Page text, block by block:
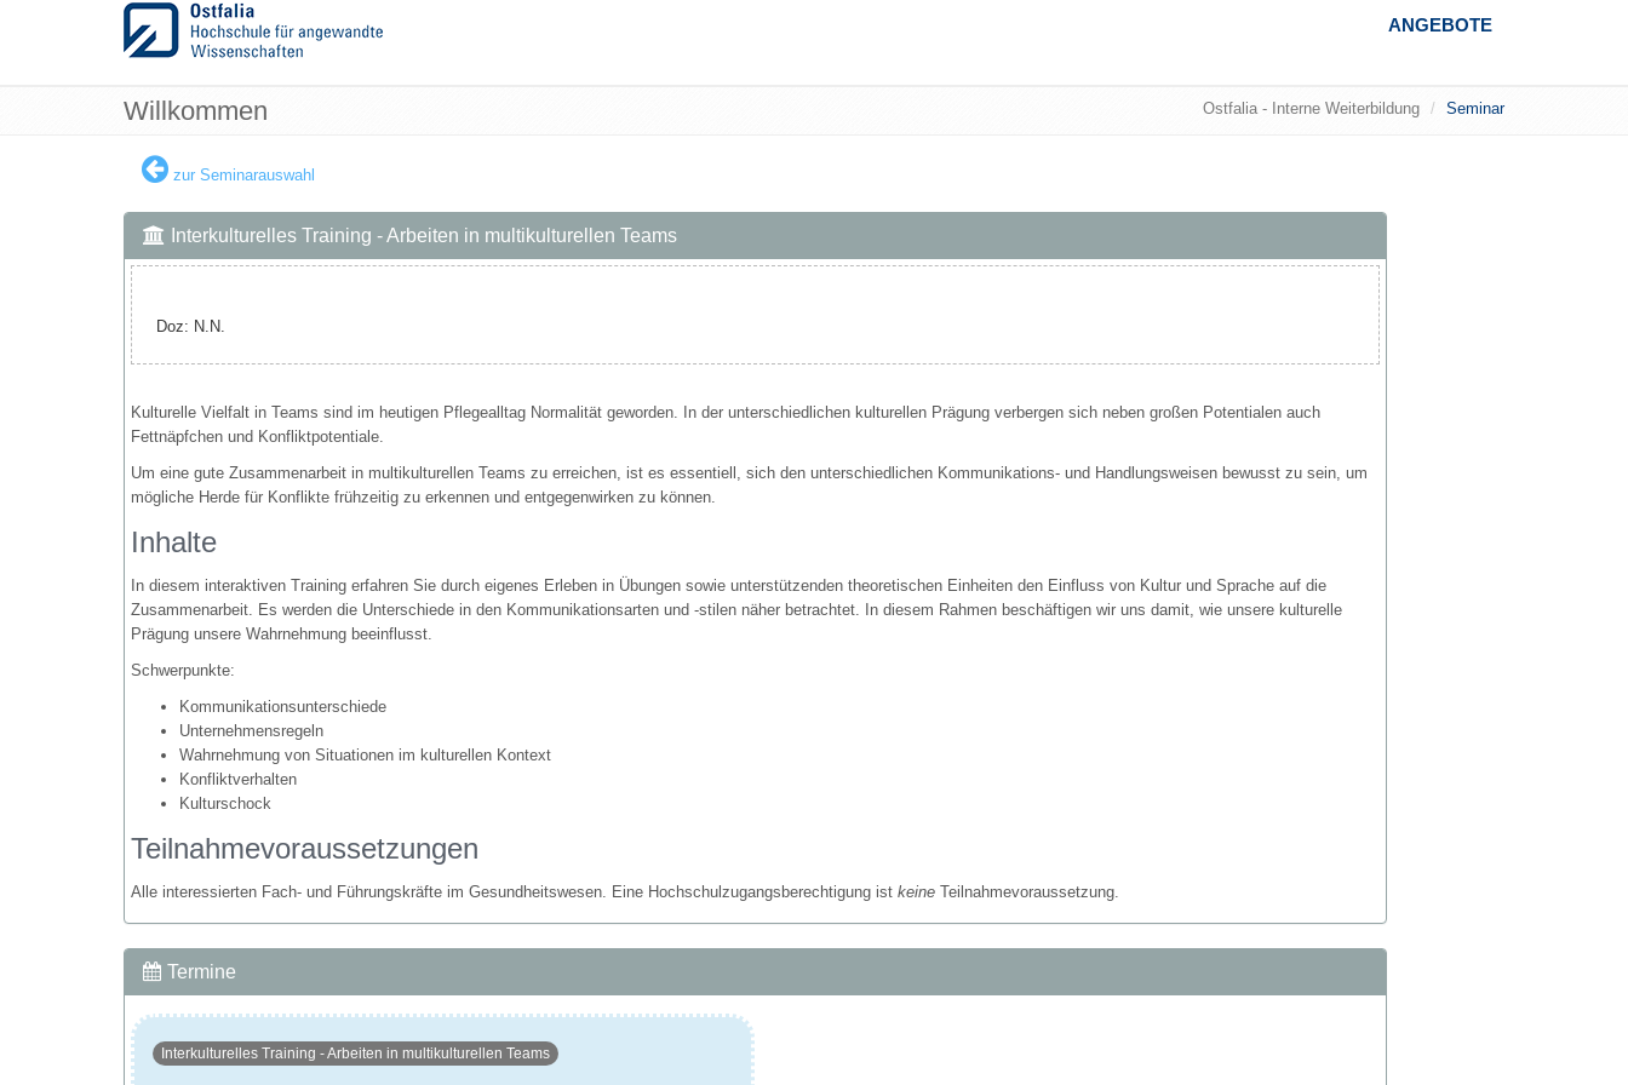
ANGEBOTE
Willkommen Ostfalia - Interne Weiterbildung Seminar
zur Seminarauswahl
Interkulturelles Training - Arbeiten in multikulturellen Teams
Doz: N.N.
Kulturelle Vielfalt in Teams sind im heutigen Pflegealltag Normalität geworden. In der unterschiedlichen kulturellen Prägung verbergen sich neben großen Potentialen auch
Fettnäpfchen und Konfliktpotentiale.
Um eine gute Zusammenarbeit in multikulturellen Teams zu erreichen, ist es essentiell, sich den unterschiedlichen Kommunikations- und Handlungsweisen bewusst zu sein, um
mögliche Herde für Konflikte frühzeitig zu erkennen und entgegenwirken zu können.
Inhalte
In diesem interaktiven Training erfahren Sie durch eigenes Erleben in Übungen sowie unterstützenden theoretischen Einheiten den Einfluss von Kultur und Sprache auf die
Zusammenarbeit. Es werden die Unterschiede in den Kommunikationsarten und -stilen näher betrachtet. In diesem Rahmen beschäftigen wir uns damit, wie unsere kulturelle
Prägung unsere Wahrnehmung beeinflusst.
Schwerpunkte:
Kommunikationsunterschiede
Unternehmensregeln
Wahrnehmung von Situationen im kulturellen Kontext
Konfliktverhalten
Kulturschock
Teilnahmevoraussetzungen
Alle interessierten Fach- und Führungskräfte im Gesundheitswesen. Eine Hochschulzugangsberechtigung ist keine Teilnahmevoraussetzung.
Termine
Interkulturelles Training - Arbeiten in multikulturellen Teams